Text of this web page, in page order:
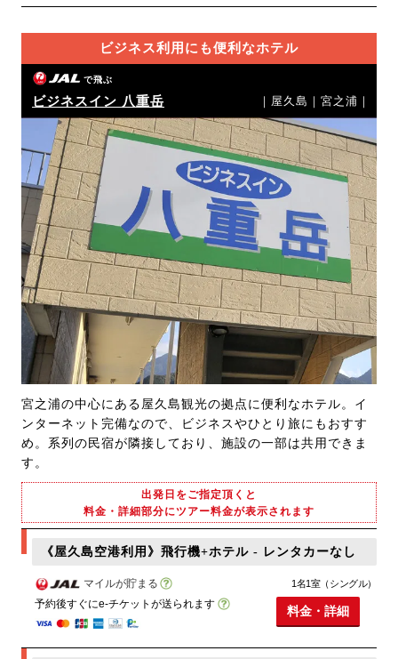
ビジネス利用にも便利なホテル
で飛ぶ
ビジネスイン 八重岳 ｜屋久島｜宮之浦｜
宮之浦の中心にある屋久島観光の拠点に便利なホテル。イ
ンターネット完備なので、ビジネスやひとり旅にもおすす
め。系列の民宿が隣接しており、施設の一部は共用できま
す。
出発日をご指定頂くと
料金・詳細部分にツアー料金が表示されます
《屋久島空港利用》飛行機+ホテル - レンタカーなし
マイルが貯まる
予約後すぐにe-チケットが送られます
1名1室（シングル）
料金・詳細